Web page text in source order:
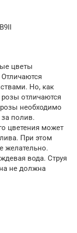
цветы
Но, как
розы отличаются
необходимо
полив.
цветения может
При этом
желательно.
вода. Струя
не должна